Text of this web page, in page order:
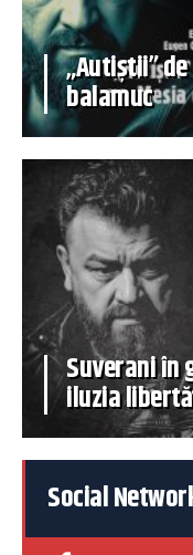
„Autiștii”
balamuc
Suverani în
iluzia
Social